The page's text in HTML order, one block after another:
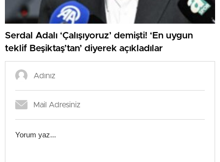
Serdal Adalı ‘Çalışıyoruz’ demişti! ‘En uygun
teklif Beşiktaş’tan’ diyerek açıkladılar